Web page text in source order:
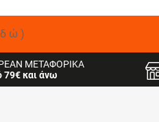
ΜΕΤΑΦΟΡΙΚΑ
79€ και άνω